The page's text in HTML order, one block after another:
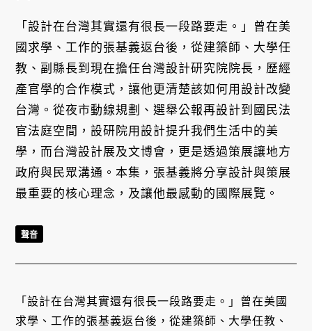
「設計在台灣其實還有很長一段路要走。」曾在美
國求學、工作的張基義返台後，從建築師、大學任
教、副縣長到現在擔任台灣設計研究院院長，歷經
產官學的合作模式，讓他更清楚該如何用設計改變
台灣。從夜市動線規劃、選舉公報再設計到國民法
官法庭空間，設研院用設計提升我們生活中的美
學，而台灣設計展及文博會，更是透過策展讓地方
政府與民眾溝通。本集，張基義將分享設計與策展
最重要的核心理念，及讓他最感動的國際展覽。
「設計在台灣其實還有很長一段路要走。」曾在美國
求學、工作的張基義返台後，從建築師、大學任教、
聲音